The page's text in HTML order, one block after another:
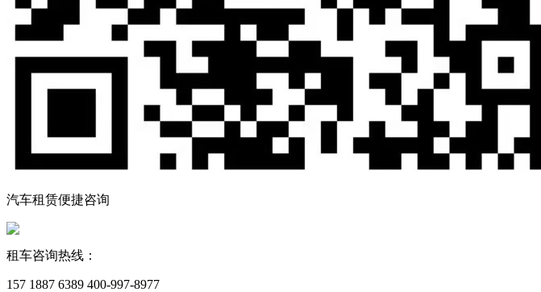
汽车租赁便捷咨询
租车咨询热线：
157 1887 6389 400-997-8977